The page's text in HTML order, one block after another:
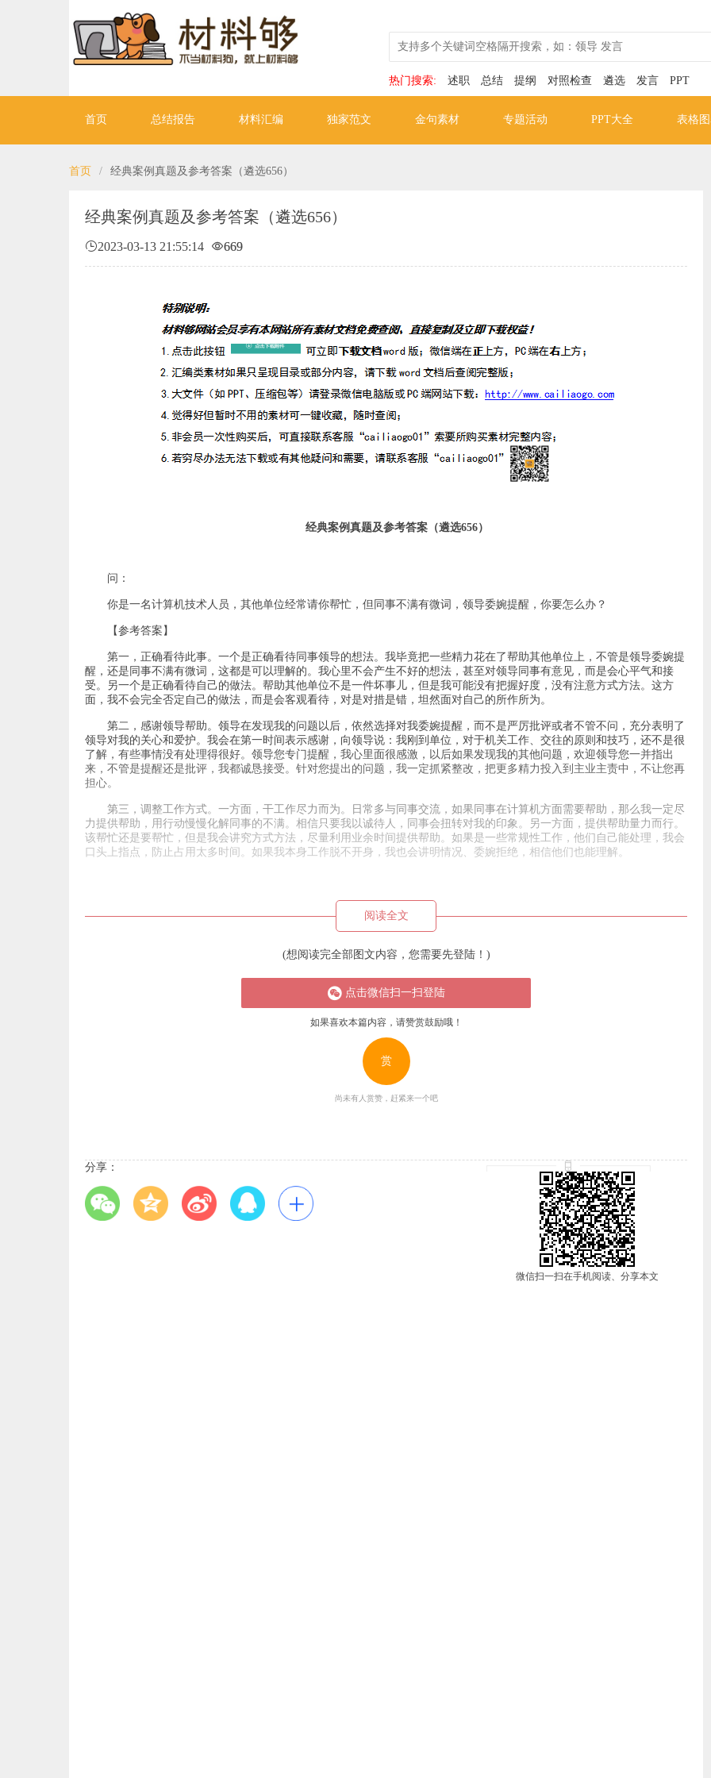
热门搜索: 述职 总结 提纲 对照检查 遴选 发言 PPT
首页 总结报告 材料汇编 独家范文 金句素材 专题活动 PPT大全 表格
首页 / 经典案例真题及参考答案（遴选656）
经典案例真题及参考答案（遴选656）
2023-03-13 21:55:14 669
经典案例真题及参考答案（遴选656）
问：
你是一名计算机技术人员，其他单位经常请你帮忙，但同事不满有微词，领导委婉提醒，你要怎么办？
【参考答案】
第一，正确看待此事。一个是正确看待同事领导的想法。我毕竟把一些精力花在了帮助其他单位上，不管是领导委婉提
醒，还是同事不满有微词，这都是可以理解的。我心里不会产生不好的想法，甚至对领导同事有意见，而是会心平气和接
受。另一个是正确看待自己的做法。帮助其他单位不是一件坏事儿，但是我可能没有把握好度，没有注意方式方法。这方
面，我不会完全否定自己的做法，而是会客观看待，对是对措是错，坦然面对自己的所作所为。
第二，感谢领导帮助。领导在发现我的问题以后，依然选择对我委婉提醒，而不是严厉批评或者不管不问，充分表明了
领导对我的关心和爱护。我会在第一时间表示感谢，向领导说：我刚到单位，对于机关工作、交往的原则和技巧，还不是很
了解，有些事情没有处理得很好。领导您专门提醒，我心里面很感激，以后如果发现我的其他问题，欢迎领导您一并指出
来，不管是提醒还是批评，我都诚恳接受。针对您提出的问题，我一定抓紧整改，把更多精力投入到主业主责中，不让您再
担心。
第三，调整工作方式。一方面，干工作尽力而为。日常多与同事交流，如果同事在计算机方面需要帮助，那么我一定尽
力提供帮助，用行动慢慢化解同事的不满。相信只要我以诚待人，同事会扭转对我的印象。另一方面，提供帮助量力而行。
该帮忙还是要帮忙，但是我会讲究方式方法，尽量利用业余时间提供帮助。如果是一些常规性工作，他们自己能处理，我会
口头上指点，防止占用太多时间。如果我本身工作脱不开身，我也会讲明情况、委婉拒绝，相信他们也能理解。
阅读全文
(想阅读完全部图文内容，您需要先登陆！)
点击微信扫一扫登陆
如果喜欢本篇内容，请赞赏鼓励哦！
赏
尚未有人赏赞，赶紧来一个吧
分享：
微信扫一扫在手机阅读、分享本文